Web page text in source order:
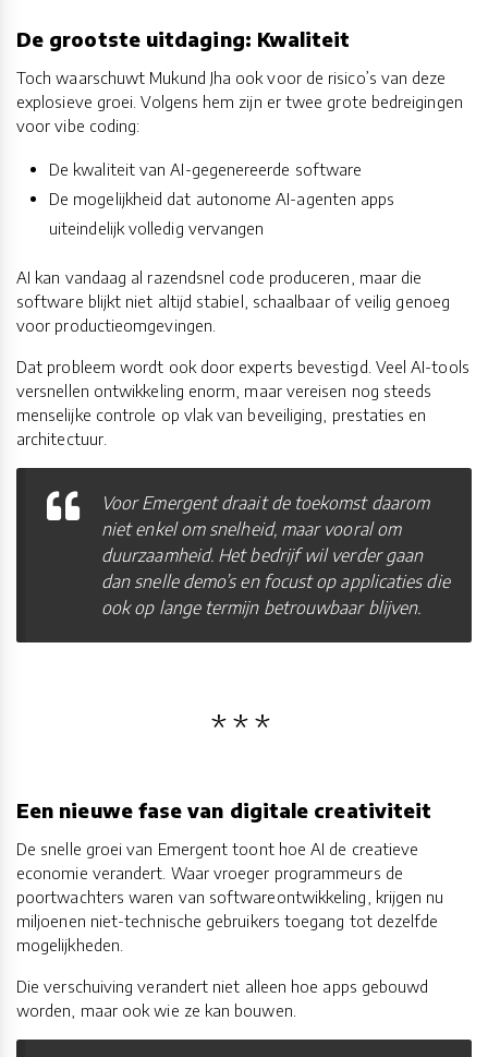
De grootste uitdaging: Kwaliteit
Toch waarschuwt Mukund Jha ook voor de risico’s van deze
explosieve groei. Volgens hem zijn er twee grote bedreigingen
voor vibe coding:
De kwaliteit van AI-gegenereerde software
De mogelijkheid dat autonome AI-agenten apps
uiteindelijk volledig vervangen
AI kan vandaag al razendsnel code produceren, maar die
software blijkt niet altijd stabiel, schaalbaar of veilig genoeg
voor productieomgevingen.
Dat probleem wordt ook door experts bevestigd. Veel AI-tools
versnellen ontwikkeling enorm, maar vereisen nog steeds
menselijke controle op vlak van beveiliging, prestaties en
architectuur.
Voor Emergent draait de toekomst daarom
niet enkel om snelheid, maar vooral om
duurzaamheid. Het bedrijf wil verder gaan
dan snelle demo’s en focust op applicaties die
ook op lange termijn betrouwbaar blijven.
Een nieuwe fase van digitale creativiteit
De snelle groei van Emergent toont hoe AI de creatieve
economie verandert. Waar vroeger programmeurs de
poortwachters waren van softwareontwikkeling, krijgen nu
miljoenen niet-technische gebruikers toegang tot dezelfde
mogelijkheden.
Die verschuiving verandert niet alleen hoe apps gebouwd
worden, maar ook wie ze kan bouwen.